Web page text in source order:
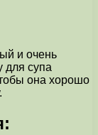
и очень
для супа
она хорошо